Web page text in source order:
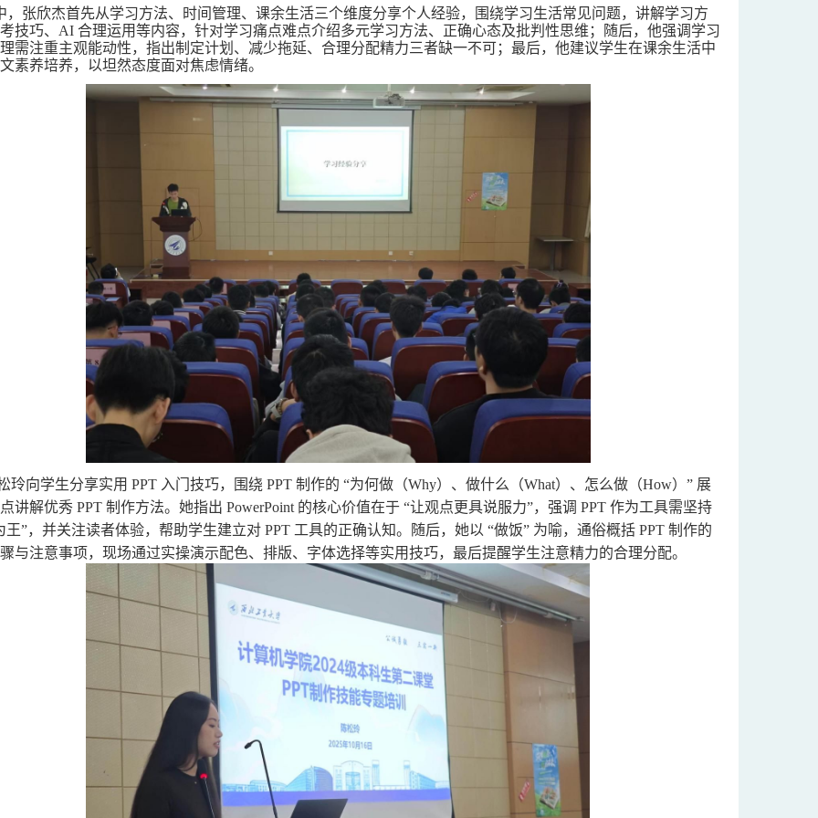
张欣杰首先从学习方法、时间管理、课余生活三个维度分享个人经验，围绕学习生活常见问题，讲解学习方
技巧、AI 合理运用等内容，针对学习痛点难点介绍多元学习方法、正确心态及批判性思维；随后，他强调学习
需注重主观能动性，指出制定计划、减少拖延、合理分配精力三者缺一不可；最后，他建议学生在课余生活中
素养培养，以坦然态度面对焦虑情绪。
玲向学生分享实用 PPT 入门技巧，围绕 PPT 制作的 “为何做（Why）、做什么（What）、怎么做（How）” 展
讲解优秀 PPT 制作方法。她指出 PowerPoint 的核心价值在于 “让观点更具说服力”，强调 PPT 作为工具需坚持
王”，并关注读者体验，帮助学生建立对 PPT 工具的正确认知。随后，她以 “做饭” 为喻，通俗概括 PPT 制作的
与注意事项，现场通过实操演示配色、排版、字体选择等实用技巧，最后提醒学生注意精力的合理分配。